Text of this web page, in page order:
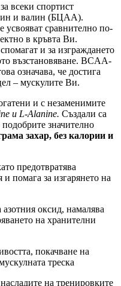
всеки спортист
и валин (БЦАА).
усвояват сравнително по-
в кръвта Ви.
и за изграждането
възстановяване. BCAA-
означава, че достига
– мускулите Ви.
и с незаменимите
и L-Alanine. Създали са
значително
захар, без калории и
предотвратява
помага за изгарянето на
оксид, намалява
на хранителни
покачване на
треска
на тренировките